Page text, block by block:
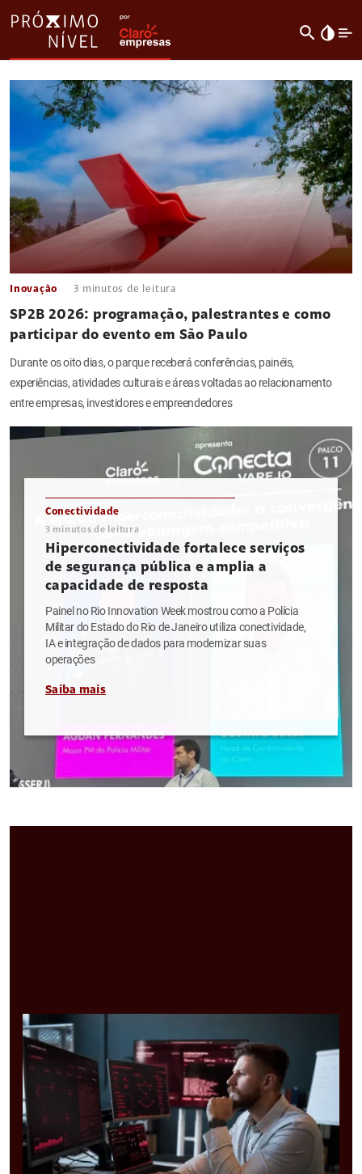
search invert_colors
Inovação 3 minutos de leitura
SP2B 2026: programação, palestrantes e como
participar do evento em São Paulo
Durante os oito dias, o parque receberá conferências, painéis,
experiências, atividades culturais e áreas voltadas ao relacionamento
entre empresas, investidores e empreendedores
Conectividade
3 minutos de leitura
Hiperconectividade fortalece serviços
de segurança pública e amplia a
capacidade de resposta
Painel no Rio Innovation Week mostrou como a Polícia
Militar do Estado do Rio de Janeiro utiliza conectividade,
IA e integração de dados para modernizar suas
operações
Saiba mais